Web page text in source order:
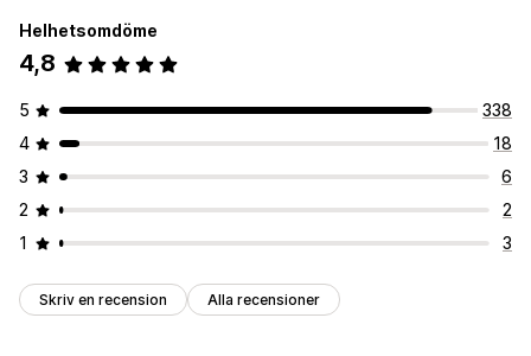
Helhetsomdöme
4,8
5
338
4
18
3
6
2
2
1
3
Skriv en recension Alla recensioner